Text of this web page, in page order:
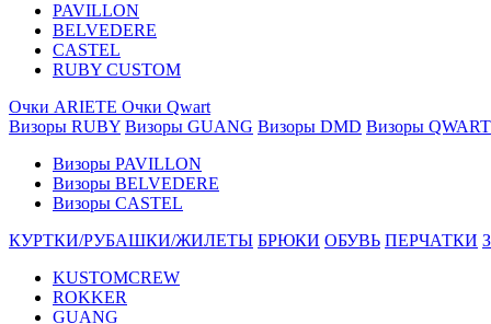
PAVILLON
BELVEDERE
CASTEL
RUBY CUSTOM
Очки ARIETE Очки Qwart
Визоры RUBY Визоры GUANG Визоры DMD Визоры QWART
Визоры PAVILLON
Визоры BELVEDERE
Визоры CASTEL
КУРТКИ/РУБАШКИ/ЖИЛЕТЫ БРЮКИ ОБУВЬ ПЕРЧАТКИ
KUSTOMCREW
ROKKER
GUANG